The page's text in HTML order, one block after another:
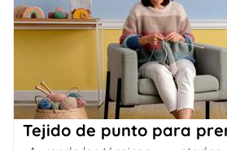
Tejido de punto para